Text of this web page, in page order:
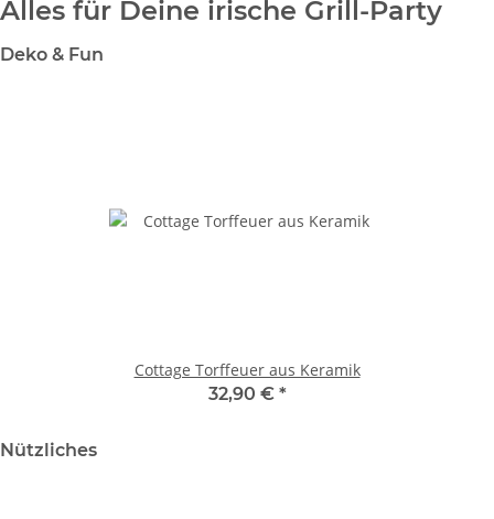
Alles für Deine irische Grill-Party
Deko & Fun
Cottage Torffeuer aus Keramik
32,90 € *
Nützliches